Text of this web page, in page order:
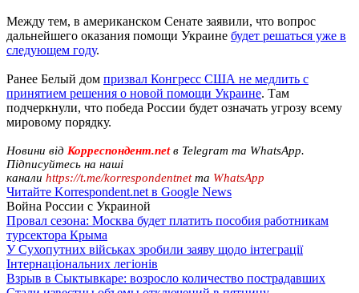
Между тем, в американском Сенате заявили, что вопрос
дальнейшего оказания помощи Украине будет решаться уже в
следующем году.
Ранее Белый дом призвал Конгресс США не медлить с
принятием решения о новой помощи Украине. Там
подчеркнули, что победа России будет означать угрозу всему
мировому порядку.
Новини від Корреспондент.netв Telegram та WhatsApp.
Підписуйтесь на наші
канали https://t.me/korrespondentnetта WhatsApp
Читайте Korrespondent.net в Google News
Война России с Украиной
Провал сезона: Москва будет платить пособия работникам
турсектора Крыма
У Сухопутних військах зробили заяву щодо інтеграції
Інтернаціональних легіонів
Взрыв в Сыктывкаре: возросло количество пострадавших